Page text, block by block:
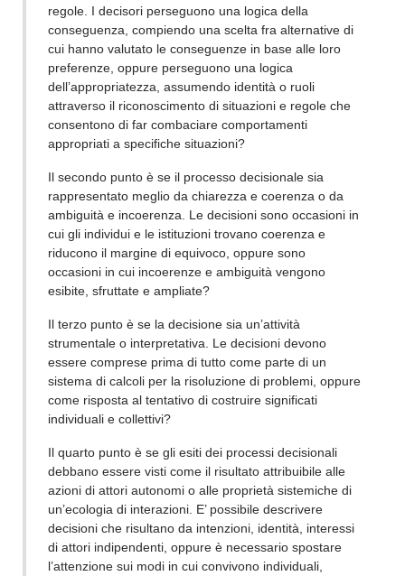
regole. I decisori perseguono una logica della
conseguenza, compiendo una scelta fra alternative di
cui hanno valutato le conseguenze in base alle loro
preferenze, oppure perseguono una logica
dell’appropriatezza, assumendo identità o ruoli
attraverso il riconoscimento di situazioni e regole che
consentono di far combaciare comportamenti
appropriati a specifiche situazioni?
Il secondo punto è se il processo decisionale sia
rappresentato meglio da chiarezza e coerenza o da
ambiguità e incoerenza. Le decisioni sono occasioni in
cui gli individui e le istituzioni trovano coerenza e
riducono il margine di equivoco, oppure sono
occasioni in cui incoerenze e ambiguità vengono
esibite, sfruttate e ampliate?
Il terzo punto è se la decisione sia un’attività
strumentale o interpretativa. Le decisioni devono
essere comprese prima di tutto come parte di un
sistema di calcoli per la risoluzione di problemi, oppure
come risposta al tentativo di costruire significati
individuali e collettivi?
Il quarto punto è se gli esiti dei processi decisionali
debbano essere visti come il risultato attribuibile alle
azioni di attori autonomi o alle proprietà sistemiche di
un’ecologia di interazioni. E’ possibile descrivere
decisioni che risultano da intenzioni, identità, interessi
di attori indipendenti, oppure è necessario spostare
l’attenzione sui modi in cui convivono individuali,